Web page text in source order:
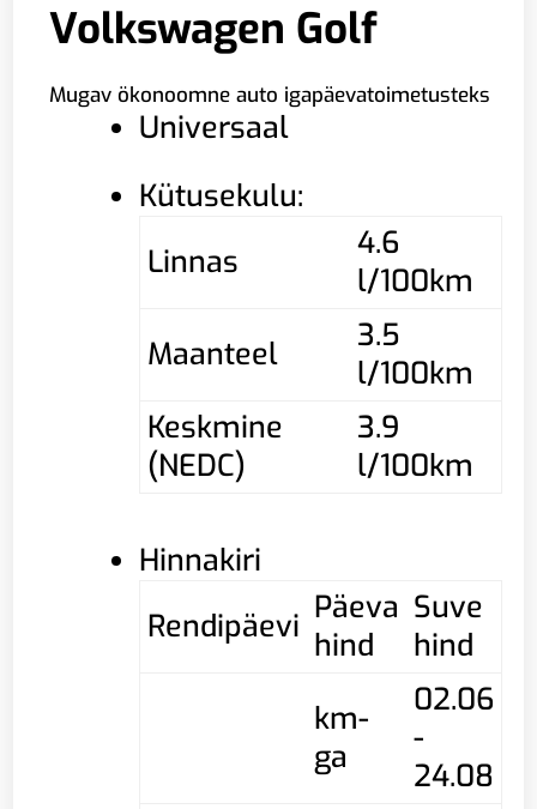
Volkswagen Golf
Mugav ökonoomne auto igapäevatoimetusteks
Universaal
Kütusekulu:
Linnas
4.6
l/100km
Maanteel
3.5
l/100km
Keskmine
(NEDC)
3.9
l/100km
Hinnakiri
Rendipäevi Päeva
hind
Suve
hind
km-
ga
02.06
-
24.08